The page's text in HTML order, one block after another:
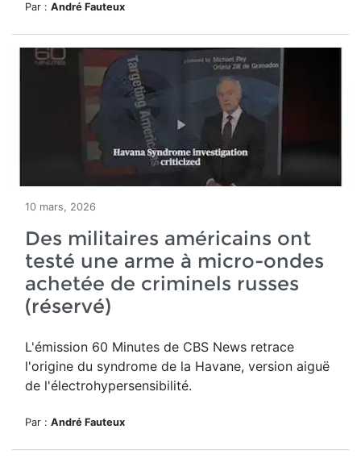
Par : André Fauteux
10 mars, 2026
Des militaires américains ont
testé une arme à micro-ondes
achetée de criminels russes
(réservé)
L'émission 60 Minutes de CBS News retrace
l'origine du syndrome de la Havane, version aiguë
de l'électrohypersensibilité.
Par : André Fauteux